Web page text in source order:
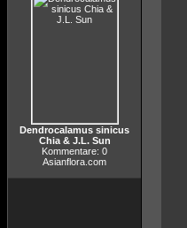
Dendrocalamus sinicus
Chia & J.L. Sun
Kommentare: 0
Asianflora.com